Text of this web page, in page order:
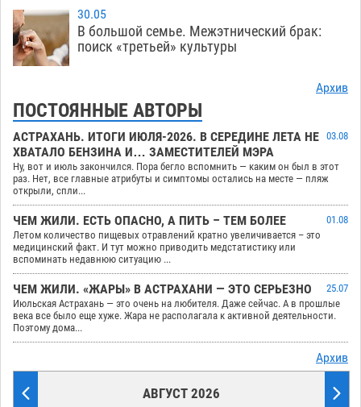
30.05
В большой семье. Межэтнический брак:
поиск «третьей» культуры
Архив
ПОСТОЯННЫЕ АВТОРЫ
АСТРАХАНЬ. ИТОГИ ИЮЛЯ-2026. В СЕРЕДИНЕ ЛЕТА НЕ
ХВАТАЛО БЕНЗИНА И… ЗАМЕСТИТЕЛЕЙ МЭРА
03.08
Ну, вот и июль закончился. Пора бегло вспомнить — каким он был в этот
раз. Нет, все главные атрибуты и симптомы остались на месте — пляж
открыли, спли...
ЧЕМ ЖИЛИ. ЕСТЬ ОПАСНО, А ПИТЬ – ТЕМ БОЛЕЕ
01.08
Летом количество пищевых отравлений кратно увеличивается – это
медицинский факт. И тут можно приводить медстатистику или
вспоминать недавнюю ситуацию ...
ЧЕМ ЖИЛИ. «ЖАРЫ» В АСТРАХАНИ — ЭТО СЕРЬЕЗНО
25.07
Июльская Астрахань — это очень на любителя. Даже сейчас. А в прошлые
века все было еще хуже. Жара не располагала к активной деятельности.
Поэтому дома...
Архив
АВГУСТ 2026